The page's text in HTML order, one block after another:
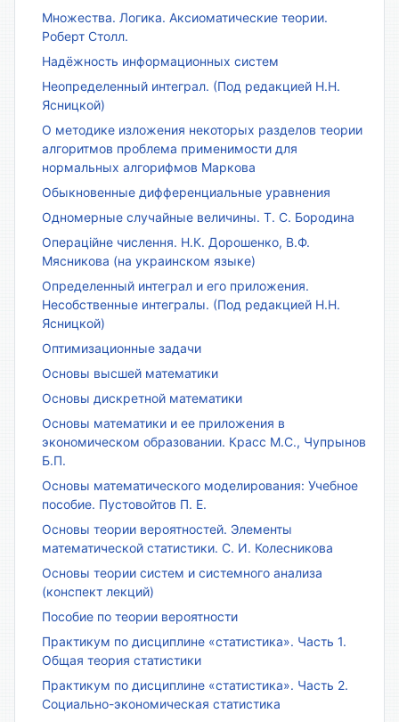
Множества. Логика. Аксиоматические теории.
Роберт Столл.
Надёжность информационных систем
Неопределенный интеграл. (Под редакцией Н.Н.
Ясницкой)
О методике изложения некоторых разделов теории
алгоритмов проблема применимости для
нормальных алгорифмов Маркова
Обыкновенные дифференциальные уравнения
Одномерные случайные величины. Т. С. Бородина
Операційне числення. Н.К. Дорошенко, В.Ф.
Мясникова (на украинском языке)
Определенный интеграл и его приложения.
Несобственные интегралы. (Под редакцией Н.Н.
Ясницкой)
Оптимизационные задачи
Основы высшей математики
Основы дискретной математики
Основы математики и ее приложения в
экономическом образовании. Красс М.С., Чупрынов
Б.П.
Основы математического моделирования: Учебное
пособие. Пустовойтов П. Е.
Основы теории вероятностей. Элементы
математической статистики. С. И. Колесникова
Основы теории систем и системного анализа
(конспект лекций)
Пособие по теории вероятности
Практикум по дисциплине «статистика». Часть 1.
Общая теория статистики
Практикум по дисциплине «статистика». Часть 2.
Социально-экономическая статистика